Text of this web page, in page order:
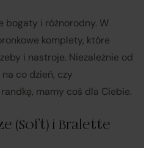
bogaty i różnorodny. W
komplety, które
i nastroje. Niezależnie od
co dzień, czy
mamy coś dla Ciebie.
(Soft) i Bralette